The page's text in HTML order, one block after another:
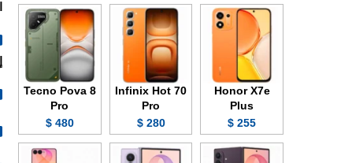
Honor X7e
Plus
255 $
Infinix Hot 70
Pro
280 $
Tecno Pova 8
Pro
480 $